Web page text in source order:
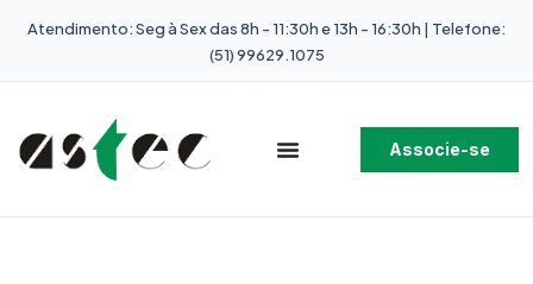
Atendimento: Seg à Sex das 8h - 11:30h e 13h - 16:30h | Telefone:
(51) 99629.1075
Associe-se